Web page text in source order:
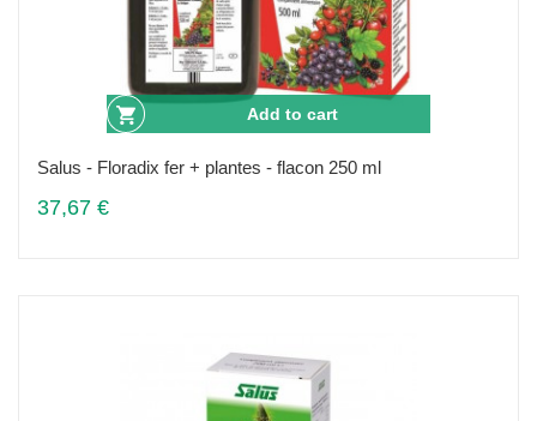
Add to cart
Salus - Floradix fer + plantes - flacon 250 ml
37,67 €